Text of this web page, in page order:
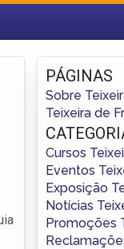
Fazer login
Criar conta
PÁGINAS
Sobre
Teixeira de
Cursos
Eventos
Exposição
Notícias
Promoções